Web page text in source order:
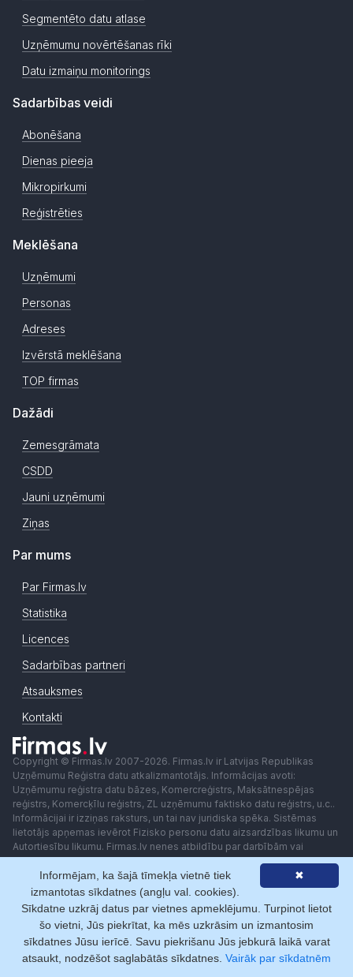
Segmentēto datu atlase
Uzņēmumu novērtēšanas rīki
Datu izmaiņu monitorings
Sadarbības veidi
Abonēšana
Dienas pieeja
Mikropirkumi
Reģistrēties
Meklēšana
Uzņēmumi
Personas
Adreses
Izvērstā meklēšana
TOP firmas
Dažādi
Zemesgrāmata
CSDD
Jauni uzņēmumi
Ziņas
Par mums
Par Firmas.lv
Statistika
Licences
Sadarbības partneri
Atsauksmes
Kontakti
Copyright © Firmas.lv 2007-2026. Firmas.lv ir Latvijas Republikas
Uzņēmumu Reģistra datu atkalizmantotājs. Informācijas avoti:
Uzņēmumu reģistra datu bāzes, Komercreģistrs, Maksātnespējas
reģistrs, Komercķīlu reģistrs, ZL uzņēmumu faktisko datu reģistrs, u.c..
Informācijai ir izziņas raksturs, un tai nav juridiska spēka. Sistēmas
lietotājs apņemas ievērot Fizisko personu datu aizsardzības likumu un
Autortiesību likumu. Firmas.lv nenes atbildību par darbībām vai
lēmumiem, kas balstīti uz saņemto pakalpojumu. Lietotājam aizliegts
izmantot jebkādas automatizētas sistēmas vai iekārtas (robotus)
piekļuvei sistēmai bez rakstiskas saskaņošanas ar Firmas.lv. Galvenā
redaktore: Ingūna Pempere.
Lietošanas noteikumi
Privātuma politika Norēķini ar
✖
Informējam, ka šajā tīmekļa vietnē tiek
izmantotas sīkdatnes (angļu val. cookies).
Sīkdatne uzkrāj datus par vietnes apmeklējumu. Turpinot lietot
šo vietni, Jūs piekrītat, ka mēs uzkrāsim un izmantosim
sīkdatnes Jūsu ierīcē. Savu piekrišanu Jūs jebkurā laikā varat
atsaukt, nodzēšot saglabātās sīkdatnes. Vairāk par sīkdatnēm